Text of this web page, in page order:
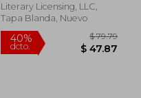
Literary Licensing, LLC,
Tapa Blanda, Nuevo